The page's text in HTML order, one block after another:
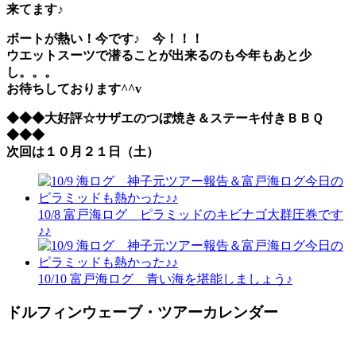
来てます♪
ボートが熱い！今です♪ 今！！！
ウエットスーツで潜ることが出来るのも今年もあと少
し。。。
お待ちしております^^v
◆◆◆大好評☆サザエのつぼ焼き＆ステーキ付きＢＢＱ
◆◆◆
次回は１０月２１日（土）
10/8 富戸海ログ ピラミッドのキビナゴ大群圧巻です
♪♪
10/10 富戸海ログ 青い海を堪能しましょう♪
ドルフィンウェーブ・ツアーカレンダー